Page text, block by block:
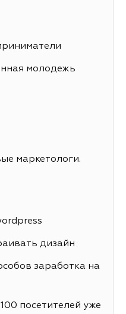
молодежь
маркетологи.
дизайн
заработка на
посетителей уже